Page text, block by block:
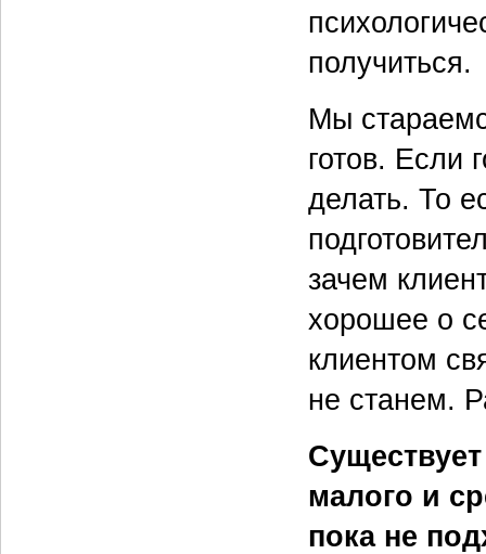
получиться.
Мы
готов. Если
делать. То
зачем
хорошее о
клиентом
не станем.
малого и
пока не